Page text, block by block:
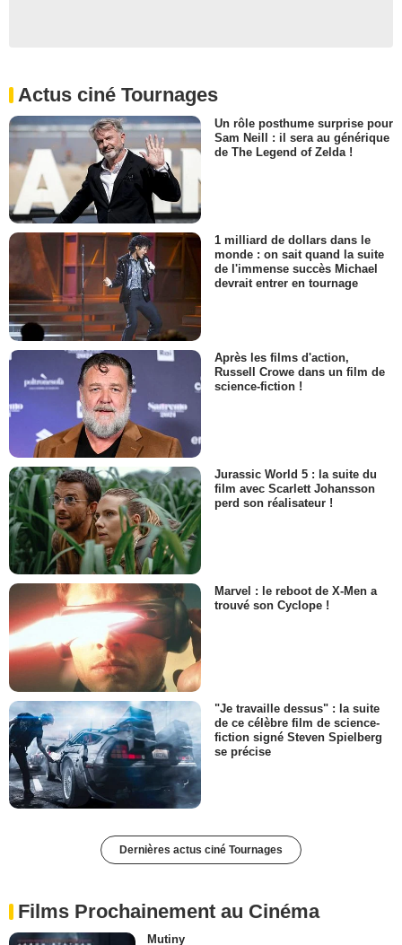
Actus ciné Tournages
Un rôle posthume surprise pour
Sam Neill : il sera au générique
de The Legend of Zelda !
1 milliard de dollars dans le
monde : on sait quand la suite
de l'immense succès Michael
devrait entrer en tournage
Après les films d'action,
Russell Crowe dans un film de
science-fiction !
Jurassic World 5 : la suite du
film avec Scarlett Johansson
perd son réalisateur !
Marvel : le reboot de X-Men a
trouvé son Cyclope !
"Je travaille dessus" : la suite
de ce célèbre film de science-
fiction signé Steven Spielberg
se précise
Dernières actus ciné Tournages
Films Prochainement au Cinéma
Mutiny